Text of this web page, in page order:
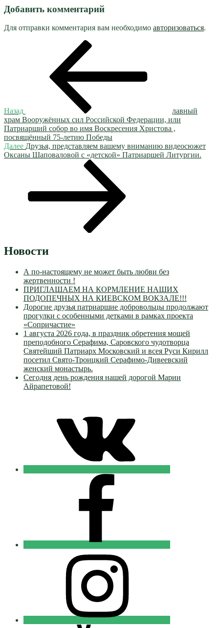
Добавить комментарий
Для отправки комментария вам необходимо авторизоваться.
Назад
лавный
храм Вооружённых сил Российской Федерации, или
Патриарший собор во имя Воскресения Христова ,
посвящённый 75-летию Победы
Следующая
запись
Далее Друзья, представляем вашему вниманию видеосюжет
Оксаны Шаповаловой с «детской» Патриаршей Литургии.
Новости
А по-настоящему не может быть любви без
жертвенности !
ПРИГЛАШАЕМ НА КОРМЛЕНИЕ НАШИХ
ПОДОПЕЧНЫХ НА КИЕВСКОМ ВОКЗАЛЕ!!!
Дорогие друзья патриаршие добровольцы продолжают
прогулки с особенными детками в рамках проекта
«Сопричастие»
1 августа 2026 года, в праздник обретения мощей
преподобного Серафима, Саровского чудотворца
Святейший Патриарх Московский и всея Руси Кирилл
посетил Свято-Троицкий Серафимо-Дивеевский
женский монастырь.
Сегодня день рождения нашей дорогой Марии
Айрапетовой!
Добровольцы
Православные
Добровольцы